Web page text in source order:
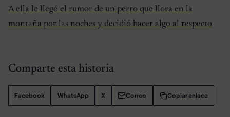
A ella le llegó el rumor de un perro que llora en la
montaña por las noches y decidió hacer algo al respecto
Comparte esta historia
Facebook WhatsApp X Correo Copiar enlace